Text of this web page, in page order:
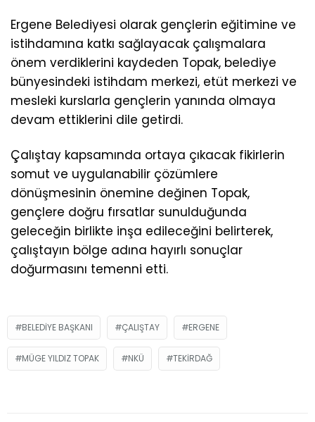
Ergene Belediyesi olarak gençlerin eğitimine ve
istihdamına katkı sağlayacak çalışmalara
önem verdiklerini kaydeden Topak, belediye
bünyesindeki istihdam merkezi, etüt merkezi ve
mesleki kurslarla gençlerin yanında olmaya
devam ettiklerini dile getirdi.
Çalıştay kapsamında ortaya çıkacak fikirlerin
somut ve uygulanabilir çözümlere
dönüşmesinin önemine değinen Topak,
gençlere doğru fırsatlar sunulduğunda
geleceğin birlikte inşa edileceğini belirterek,
çalıştayın bölge adına hayırlı sonuçlar
doğurmasını temenni etti.
BELEDIYE BAŞKANI ÇALIŞTAY ERGENE
MÜGE YILDIZ TOPAK NKÜ TEKIRDAĞ